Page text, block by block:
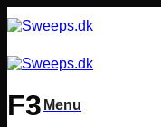
til
Menu
F3